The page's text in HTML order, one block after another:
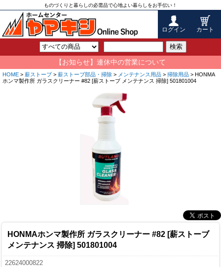
ものづくりと暮らしの必需品で心地よい暮らしをお手伝い！
ログイン カート
検索
【お知らせ】連休中の営業について
HOME > 薪ストーブ > 薪ストーブ部品・掃除 > メンテナンス用品 > 掃除用品 > HONMA
ホンマ製作所 ガラスクリーナー #82 [薪ストーブ メンテナンス 掃除] 501801004
HONMAホンマ製作所 ガラスクリーナー #82 [薪ストーブ
メンテナンス 掃除] 501801004
22624000822